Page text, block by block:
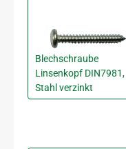
Blechschraube
Linsenkopf DIN7981,
Stahl verzinkt